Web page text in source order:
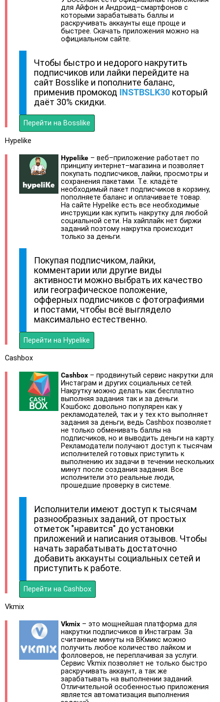
для Айфон и Андроид–смартфонов с
которыми зарабатывать баллы и
раскручивать аккаунты еще проще и
быстрее. Скачать приложения можно на
официальном сайте.
Чтобы быстро и недорого накрутить
подписчиков или лайки перейдите на
сайт Bosslike и пополните баланс,
применив промокод INSTBSLK30 который
даёт 30% скидки.
Перейти на Bosslike
Hypelike
Hypelike– веб–приложение работает по
принципу интернет–магазина и позволяет
покупать подписчиков, лайки, просмотры и
сохранения пакетами. Т.е. кладёте
необходимый пакет подписчиков в корзину,
пополняете баланс и оплачиваете товар.
На сайте Hypelike есть все необходимые
инструкции как купить накрутку для любой
социальной сети. На хайплайк нет биржи
заданий поэтому накрутка происходит
только за деньги.
Покупая подписчиком, лайки,
комментарии или другие виды
активности можно выбрать их качество
или географическое положение,
офферных подписчиков с фотографиями
и постами, чтобы всё выглядело
максимально естественно.
Перейти на Hypelike
Cashbox
Cashbox– продвинутый сервис накрутки для
Инстаграм и других социальных сетей.
Накрутку можно делать как бесплатно
выполняя задания так и за деньги.
Кэшбокс довольно популярен как у
рекламодателей, так и у тех кто выполняет
задания за деньги, ведь Cashbox позволяет
не только обменивать баллы на
подписчиков, но и выводить деньги на карту.
Рекламодатели получают доступ к тысячам
исполнителей готовых приступить к
выполнению их задачи в течении нескольких
минут после создания задания. Все
исполнители это реальные люди,
прошедшие проверку в системе.
Исполнители имеют доступ к тысячам
разнообразных заданий, от простых
отметок "нравится" до установки
приложений и написания отзывов. Чтобы
начать зарабатывать достаточно
добавить аккаунты социальных сетей и
приступить к работе.
Перейти на Cashbox
Vkmix
Vkmix– это мощнейшая платформа для
накрутки подписчиков в Инстаграм. За
считанные минуты на ВКмикс можно
получить любое количество лайком и
фолловеров, не переплачивая за услуги.
Сервис Vkmix позволяет не только быстро
раскручивать аккаунт, а так же
зарабатывать на выполнении заданий.
Отличительной особенностью приложения
является автоматизация выполнения